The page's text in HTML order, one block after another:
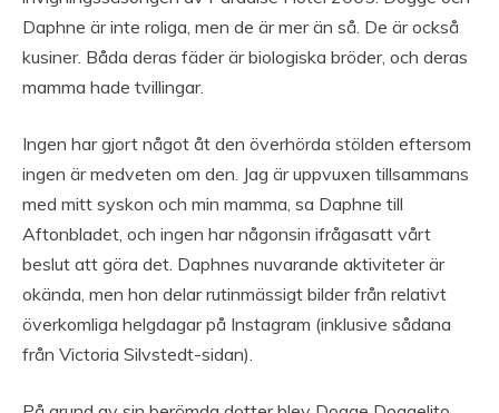
Daphne är inte roliga, men de är mer än så. De är också
kusiner. Båda deras fäder är biologiska bröder, och deras
mamma hade tvillingar.
Ingen har gjort något åt den överhörda stölden eftersom
ingen är medveten om den. Jag är uppvuxen tillsammans
med mitt syskon och min mamma, sa Daphne till
Aftonbladet, och ingen har någonsin ifrågasatt vårt
beslut att göra det. Daphnes nuvarande aktiviteter är
okända, men hon delar rutinmässigt bilder från relativt
överkomliga helgdagar på Instagram (inklusive sådana
från Victoria Silvstedt-sidan).